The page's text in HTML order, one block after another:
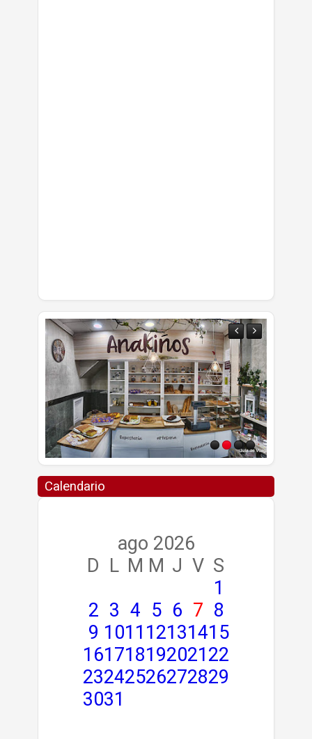
Calendario
ago 2026
D
L M M J V S
1
2 3 4 5 6 7 8
9 1011 12131415
161718192021 22
23242526272829
3031